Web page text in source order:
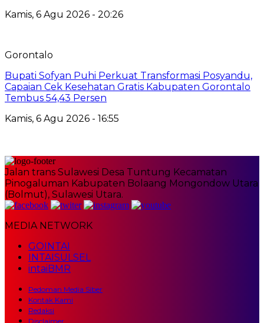
Kamis, 6 Agu 2026 - 20:26
Gorontalo
Bupati Sofyan Puhi Perkuat Transformasi Posyandu,
Capaian Cek Kesehatan Gratis Kabupaten Gorontalo
Tembus 54,43 Persen
Kamis, 6 Agu 2026 - 16:55
Jalan trans Sulawesi Desa Tuntung Kecamatan
Pinogaluman Kabupaten Bolaang Mongondow Utara
(Bolmut), Sulawesi Utara.
MEDIA NETWORK
GOINTAI
INTAISULSEL
intaiBMR
Pedoman Media Siber
Kontak Kami
Redaksi
Disclaimer